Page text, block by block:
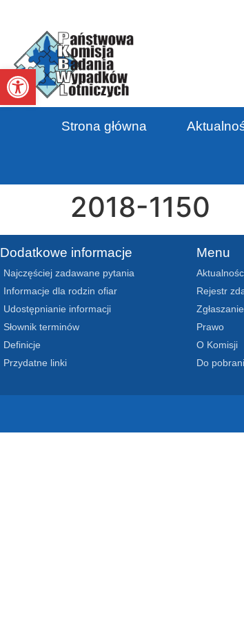
Otwórz pasek narzędzi
Strona główna
2018-1150
Dodatkowe informacje
Najczęściej zadawane pytania
Informacje dla rodzin ofiar
Udostępnianie informacji
Słownik terminów
Definicje
Przydatne linki
Menu
Rejestr
Prawo
O Komisji
Do